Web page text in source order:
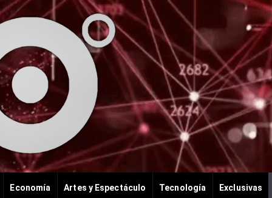
Economía Artes y Espectáculo Tecnología Exclusivas